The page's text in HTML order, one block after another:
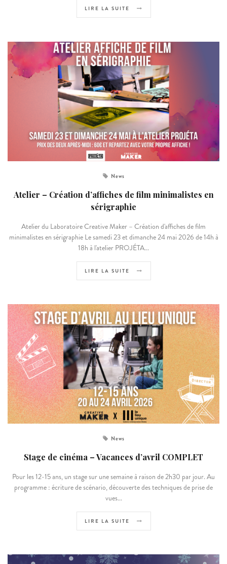
LIRE LA SUITE
News
Atelier – Création d’affiches de film minimalistes en
sérigraphie
Atelier du Laboratoire Creative Maker – Création d'affiches de film
minimalistes en sérigraphie Le samedi 23 et dimanche 24 mai 2026 de 14h à
18h à l'atelier PROJÉTA...
LIRE LA SUITE
News
Stage de cinéma – Vacances d’avril COMPLET
Pour les 12-15 ans, un stage sur une semaine à raison de 2h30 par jour. Au
programme : écriture de scénario, découverte des techniques de prise de
vues...
LIRE LA SUITE